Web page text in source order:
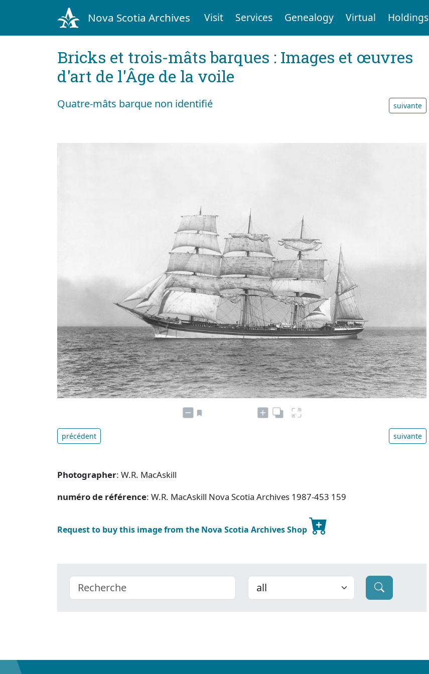
Nova Scotia Archives Visit Services Genealogy Virtual Holdings
Bricks et trois-mâts barques : Images et œuvres
d'art de l'Âge de la voile
Quatre-mâts barque non identifié suivante
précédent suivante
Photographer: W.R. MacAskill
numéro de référence: W.R. MacAskill Nova Scotia Archives 1987-453 159
Request to buy this image from the Nova Scotia Archives Shop